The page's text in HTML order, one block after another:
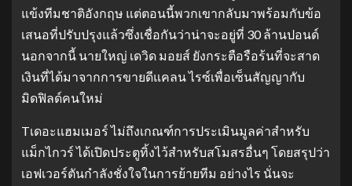
แข้งทีมชาติอังกฤษ แต่ตอนนี้พวกเขากลับมาพร้อมกับข้อ
เสนอที่ปรับปรุงแล้วซึ่งเชื่อกันว่าน่าจะอยู่ที่ 30 ล้านปอนด์
นอกจากนี้ นายใหญ่ เดวิด มอยส์ ยังกระตือรือร้นที่จะสาด
เงินที่ได้มาจากการขายดีแคลน ไรซ์เพื่อเซ็นสัญญากับ
มิดฟิลด์คนใหม่
Tเดอะแฮมเมอร์ ไม่ถึงเกณฑ์การประเมินมูลค่าสำหรับ
แม็กไกวร์ ได้เปิดประตูทิ้งไว้สำหรับสโมสรอื่นๆ โดยสรุปว่า
เอฟเวอร์ตันกำลังชั่งใจในการย้ายทีม อย่างไร นั่นจะ